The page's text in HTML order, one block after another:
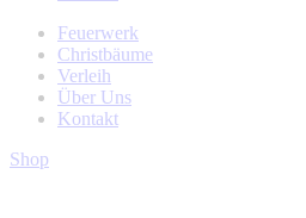
Feuerwerk
Christbäume
Verleih
Über Uns
Kontakt
Shop